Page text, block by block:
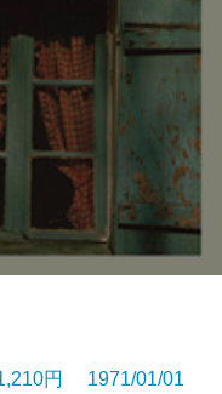
円 1971/01/01